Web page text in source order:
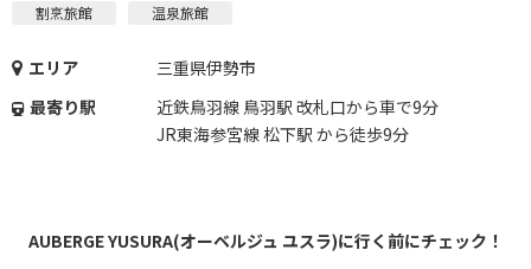
割烹旅館 温泉旅館
エリア
三重県伊勢市
最寄り駅
近鉄鳥羽線 鳥羽駅 改札口から車で9分
JR東海参宮線 松下駅 から徒歩9分
AUBERGE YUSURA(オーベルジュ ユスラ)に行く前にチェック！